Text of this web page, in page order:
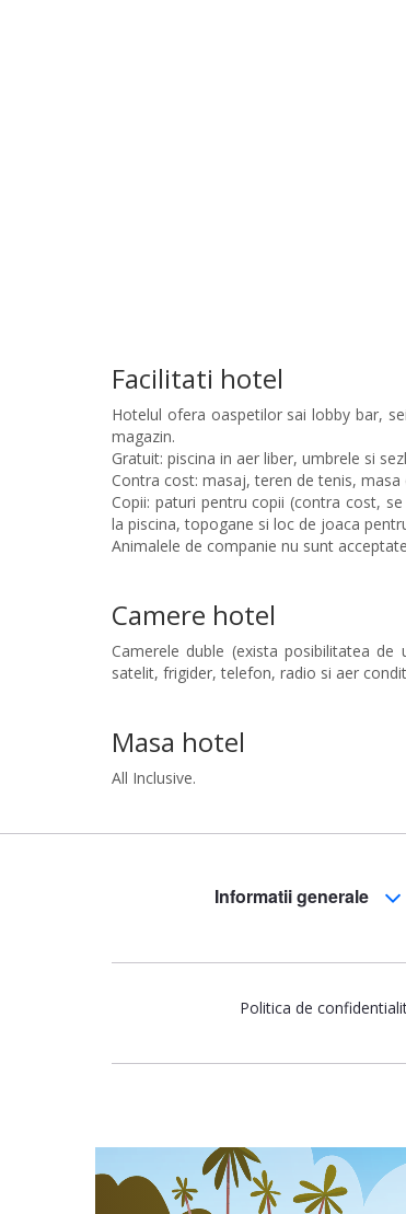
Facilitati hotel
Hotelul ofera oaspetilor sai lobby bar,
magazin.
Gratuit: piscina in aer liber, umbrele si
Contra cost: masaj, teren de tenis,
Copii: paturi pentru copii (contra cost,
la piscina, topogane si loc de joaca
Animalele de companie nu sunt
Camere hotel
Camerele duble (exista posibilitatea
satelit, frigider, telefon, radio si aer
Masa hotel
All Inclusive.
Informatii generale
Politica de